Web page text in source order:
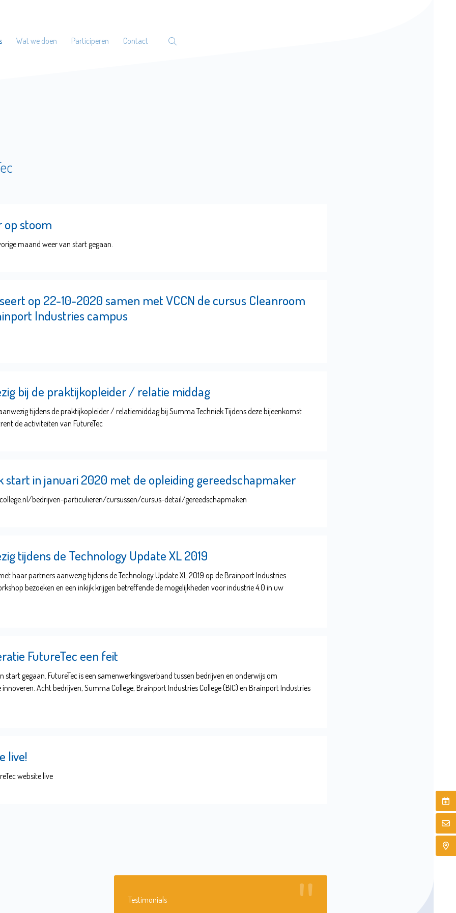
Wat we doen Participeren Contact
op stoom
maand weer van start gegaan.
op 22-10-2020 samen met VCCN de cursus Cleanroom
Industries campus
bij de praktijkopleider / relatie middag
tijdens de praktijkopleider / relatiemiddag bij Summa Techniek Tijdens deze bijeenkomst
de activiteiten van FutureTec
start in januari 2020 met de opleiding gereedschapmaker
bedrijven-particulieren/cursussen/cursus-detail/gereedschapmaken
tijdens de Technology Update XL 2019
haar partners aanwezig tijdens de Technology Update XL 2019 op de Brainport Industries
bezoeken en een inkijk krijgen betreffende de mogelijkheden voor industrie 4.0 in uw
FutureTec een feit
start gegaan. FutureTec is een samenwerkingsverband tussen bedrijven en onderwijs om
Acht bedrijven, Summa College, Brainport Industries College (BIC) en Brainport Industries
live!
website live
Testimonials